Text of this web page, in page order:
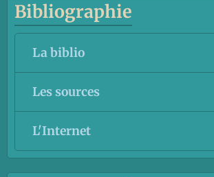
Bibliographie
La biblio
Les sources
L'Internet